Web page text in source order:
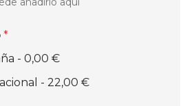
*
- 0,00 €
- 22,00 €